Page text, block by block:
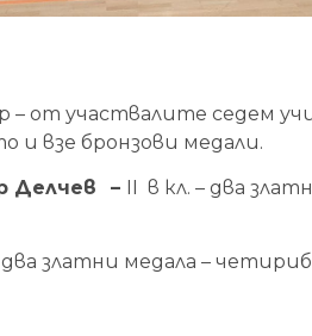
от участвалите седем
и взе бронзови медали.
Делчев – II в кл. – два
два златни медала –